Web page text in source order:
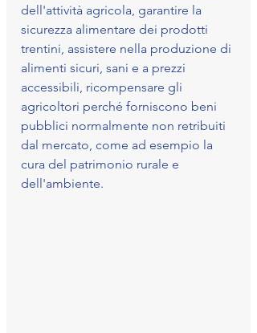
dell'attività agricola, garantire la
sicurezza alimentare dei prodotti
trentini, assistere nella produzione di
alimenti sicuri, sani e a prezzi
accessibili, ricompensare gli
agricoltori perché forniscono beni
pubblici normalmente non retribuiti
dal mercato, come ad esempio la
cura del patrimonio rurale e
dell'ambiente.